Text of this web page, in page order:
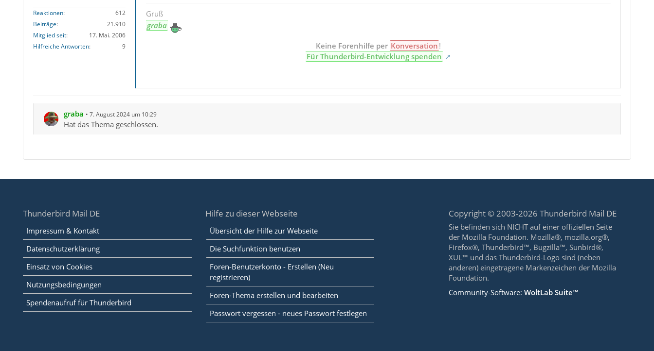
Reaktionen
612
Beiträge
21.910
Mitglied seit
17. Mai. 2006
Hilfreiche Antworten
9
Gruß
graba
Keine Forenhilfe per Konversation !
Für Thunderbird-Entwicklung spenden
graba 7. August 2024 um 10:29
Hat das Thema geschlossen.
Thunderbird Mail DE
Impressum & Kontakt
Datenschutzerklärung
Einsatz von Cookies
Nutzungsbedingungen
Spendenaufruf für Thunderbird
Hilfe zu dieser Webseite
Übersicht der Hilfe zur Webseite
Die Suchfunktion benutzen
Foren-Benutzerkonto - Erstellen (Neu
registrieren)
Foren-Thema erstellen und bearbeiten
Passwort vergessen - neues Passwort festlegen
Copyright © 2003-2026 Thunderbird Mail DE
Sie befinden sich NICHT auf einer offiziellen Seite
der Mozilla Foundation. Mozilla®, mozilla.org®,
Firefox®, Thunderbird™, Bugzilla™, Sunbird®,
XUL™ und das Thunderbird-Logo sind (neben
anderen) eingetragene Markenzeichen der Mozilla
Foundation.
Community-Software:WoltLab Suite™